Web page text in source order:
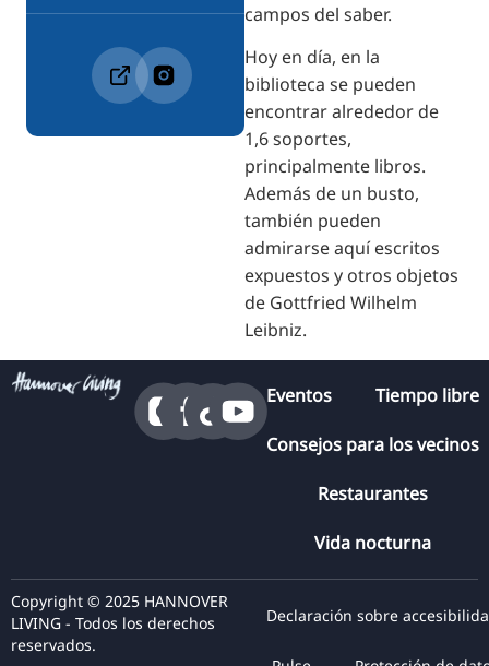
campos del saber.
Hoy en día, en la
biblioteca se pueden
encontrar alrededor de
1,6 soportes,
principalmente libros.
Además de un busto,
también pueden
admirarse aquí escritos
expuestos y otros objetos
de Gottfried Wilhelm
Leibniz.
Eventos Tiempo libre
Consejos para los vecinos
Restaurantes
Vida nocturna
Copyright © 2025 HANNOVER
LIVING - Todos los derechos
reservados.
Declaración sobre